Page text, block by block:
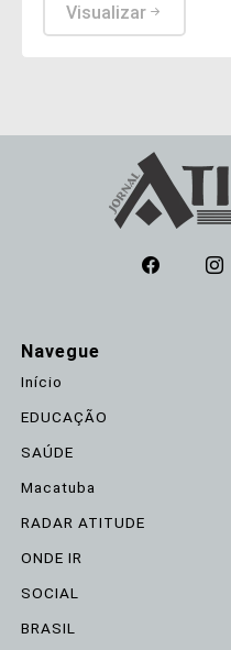
Visualizar
Navegue
Início
EDUCAÇÃO
SAÚDE
Macatuba
RADAR ATITUDE
ONDE IR
SOCIAL
BRASIL